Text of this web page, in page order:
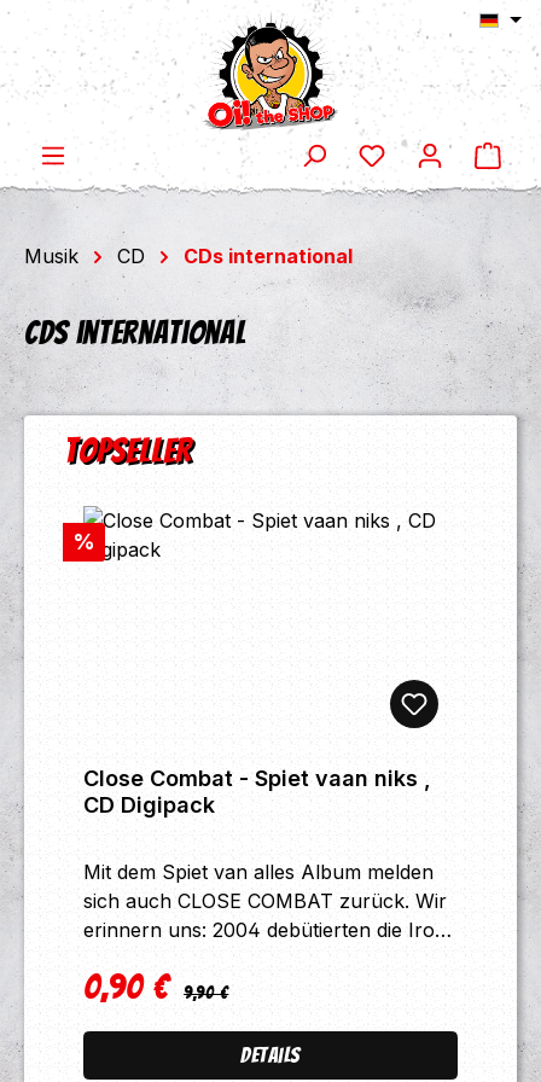
Zum Hauptinhalt springen
Musik CD CDs international
CDs international
Produktgalerie überspringen
Topseller
Rabatt
%
Close Combat - Spiet vaan niks ,
CD Digipack
Mit dem Spiet van alles Album melden
sich auch CLOSE COMBAT zurück. Wir
erinnern uns: 2004 debütierten die Iron
Bandhymne ist ein unschlagbarer
dem Viva Meestrech! Mini-Album,
damals noch in Landessprache. Der
Verkaufspreis:
0,90 € Regulärer Preis:
9,90 €
Details